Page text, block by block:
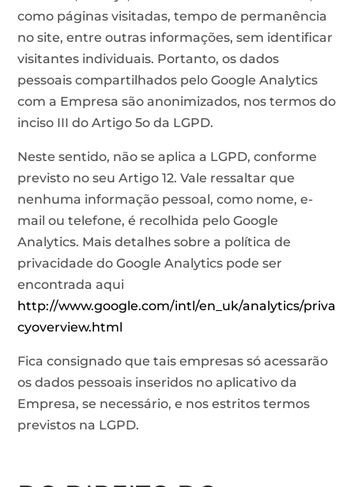
como páginas visitadas, tempo de permanência
no site, entre outras informações, sem identificar
visitantes individuais. Portanto, os dados
pessoais compartilhados pelo Google Analytics
com a Empresa são anonimizados, nos termos do
inciso III do Artigo 5o da LGPD.
Neste sentido, não se aplica a LGPD, conforme
previsto no seu Artigo 12. Vale ressaltar que
nenhuma informação pessoal, como nome, e-
mail ou telefone, é recolhida pelo Google
Analytics. Mais detalhes sobre a política de
privacidade do Google Analytics pode ser
encontrada aqui
http://www.google.com/intl/en_uk/analytics/priva
cyoverview.html
Fica consignado que tais empresas só acessarão
os dados pessoais inseridos no aplicativo da
Empresa, se necessário, e nos estritos termos
previstos na LGPD.